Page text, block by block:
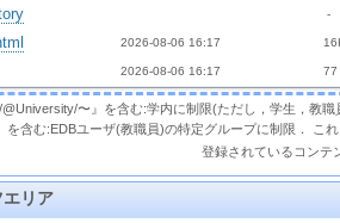
  -
2026-08-06 16:17
2026-08-06 16:17 77
〜』を含む:学内に制限(ただし，学生，教
を含む:EDBユーザ(教職員)の特定グループに制限． こ
登録されているコンテ
リア